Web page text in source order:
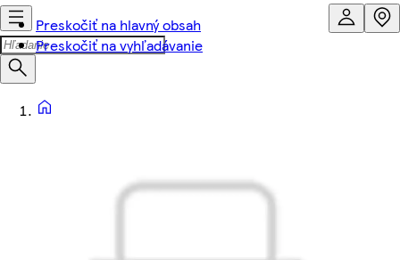
Preskočiť na hlavný obsah
Preskočiť na vyhľadávanie